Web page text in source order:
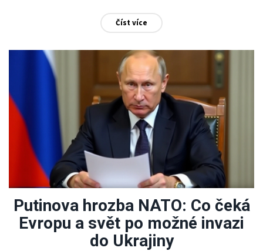
Číst více
Putinova hrozba NATO: Co čeká
Evropu a svět po možné invazi
do Ukrajiny